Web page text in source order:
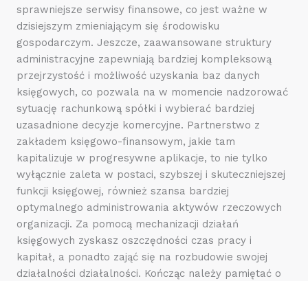
sprawniejsze serwisy finansowe, co jest ważne w
dzisiejszym zmieniającym się środowisku
gospodarczym. Jeszcze, zaawansowane struktury
administracyjne zapewniają bardziej kompleksową
przejrzystość i możliwość uzyskania baz danych
księgowych, co pozwala na w momencie nadzorować
sytuację rachunkową spółki i wybierać bardziej
uzasadnione decyzje komercyjne. Partnerstwo z
zakładem księgowo-finansowym, jakie tam
kapitalizuje w progresywne aplikacje, to nie tylko
wyłącznie zaleta w postaci, szybszej i skuteczniejszej
funkcji księgowej, również szansa bardziej
optymalnego administrowania aktywów rzeczowych
organizacji. Za pomocą mechanizacji działań
księgowych zyskasz oszczędności czas pracy i
kapitał, a ponadto zająć się na rozbudowie swojej
działalności działalności. Kończąc należy pamiętać o